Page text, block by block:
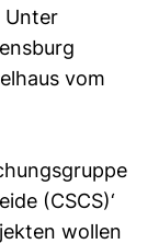
Unter
vom
(CSCS)‘
wollen